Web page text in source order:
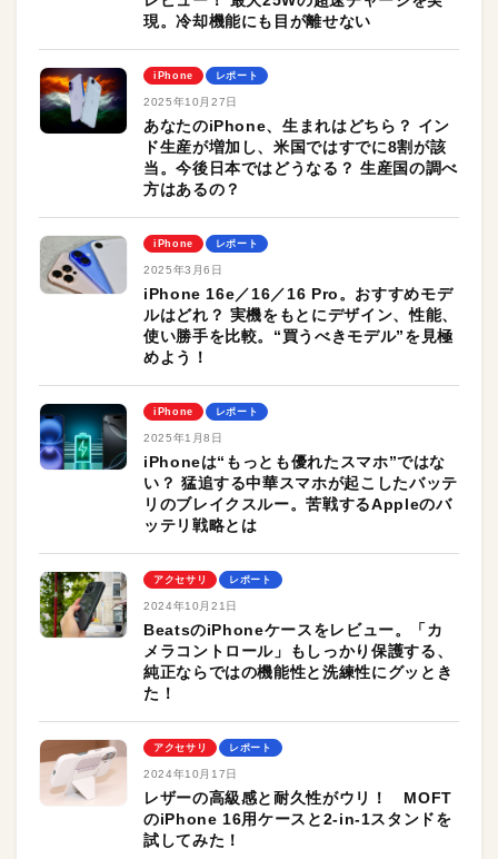
現。冷却機能にも目が離せない
iPhone レポート
2025年10月27日
あなたのiPhone、生まれはどちら？ イン
ド生産が増加し、米国ではすでに8割が該
当。今後日本ではどうなる？ 生産国の調べ
方はあるの？
iPhone レポート
2025年3月6日
iPhone 16e／16／16 Pro。おすすめモデ
ルはどれ？ 実機をもとにデザイン、性能、
使い勝手を比較。“買うべきモデル”を見極
めよう！
iPhone レポート
2025年1月8日
iPhoneは“もっとも優れたスマホ”ではな
い？ 猛追する中華スマホが起こしたバッテ
リのブレイクスルー。苦戦するAppleのバ
ッテリ戦略とは
アクセサリ レポート
2024年10月21日
BeatsのiPhoneケースをレビュー。「カ
メラコントロール」もしっかり保護する、
純正ならではの機能性と洗練性にグッとき
た！
アクセサリ レポート
2024年10月17日
レザーの高級感と耐久性がウリ！ MOFT
のiPhone 16用ケースと2-in-1スタンドを
試してみた！